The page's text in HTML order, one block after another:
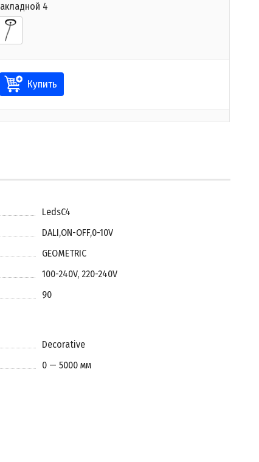
4
Купить
LedsC4
DALI,ON-OFF,0-10V
GEOMETRIC
100-240V, 220-240V
90
Decorative
0 — 5000 мм